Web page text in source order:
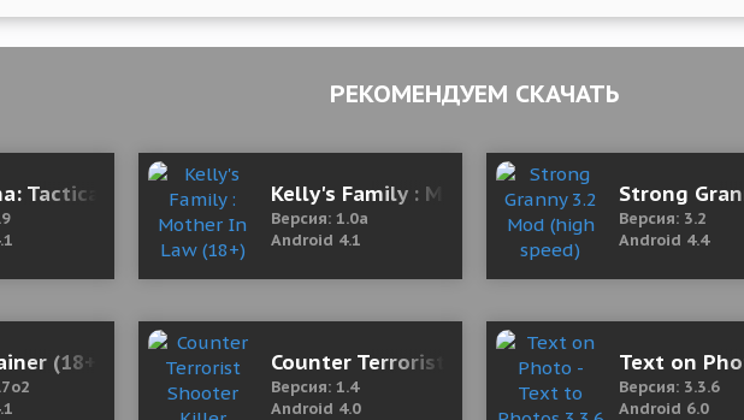
РЕКОМЕНДУЕМ СКАЧАТЬ
Tactical Combat Kelly's Family : Mother In Law (18+) 1.0a Мод
Версия: 1.0a
Android 4.1
Strong
Версия: 3.2
Android 4.4
(18+) 0.7o2 Мод (полная версия)Counter Terrorist Shooter Killer
Версия: 1.4
Android 4.0
Text on
Версия: 3.3.6
Android 6.0